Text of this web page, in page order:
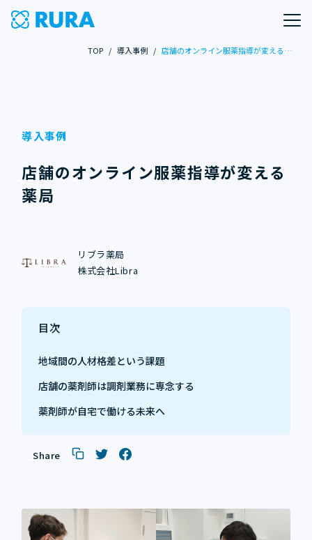
TOP / 導入事例 / 店舗のオンライン服薬指導が変える薬局
導入事例
店舗のオンライン服薬指導が変える
薬局
リブラ薬局
株式会社Libra
目次
地域間の人材格差という課題
店舗の薬剤師は調剤業務に専念する
薬剤師が自宅で働ける未来へ
Share